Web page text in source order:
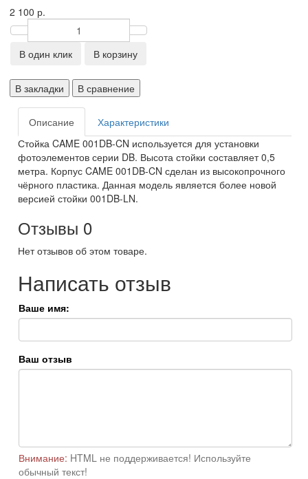
2 100 р.
В один клик В корзину
В закладки В сравнение
Описание
Характеристики
Стойка CAME 001DB-CN используется для установки
фотоэлементов серии DB. Высота стойки составляет 0,5
метра. Корпус CAME 001DB-CN сделан из высокопрочного
чёрного пластика. Данная модель является более новой
версией стойки 001 DB-LN.
Отзывы 0
Нет отзывов об этом товаре.
Написать отзыв
Ваше имя:
Ваш отзыв
Внимание: HTML не поддерживается! Используйте
обычный текст!